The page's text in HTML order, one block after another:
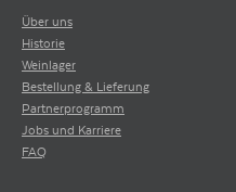
Über uns
Historie
Weinlager
Bestellung & Lieferung
Partnerprogramm
Jobs und Karriere
FAQ